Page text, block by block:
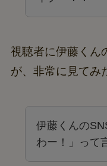
視聴者に伊藤くん
が、非常に見てみ
伊藤くんの
わー！」って